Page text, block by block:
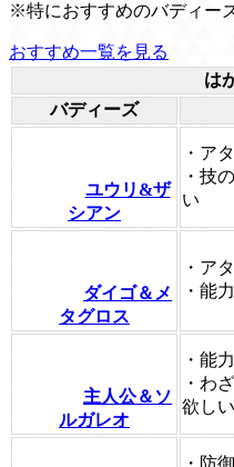
※特におすすめのバディー
おすすめ一覧を見る
は
バディーズ
ユウリ&ザ
シアン
・ア
・技
い
ダイゴ＆メ
タグロス
・ア
・能
主人公＆ソ
ルガレオ
・能
・わ
欲しい
・防